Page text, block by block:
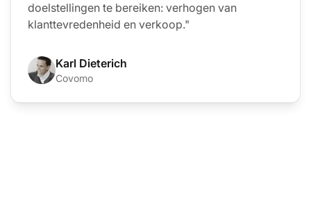
doelstellingen te bereiken: verhogen van
klanttevredenheid en verkoop."
Karl Dieterich
Covomo